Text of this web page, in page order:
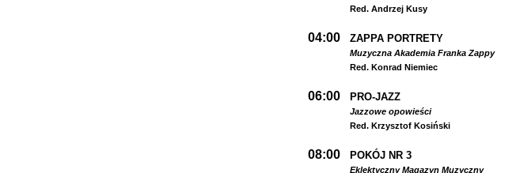
Red. Andrzej Kusy
04:00 ZAPPA PORTRETY
Muzyczna Akademia Franka Zappy
Red. Konrad Niemiec
06:00 PRO-JAZZ
Jazzowe opowieści
Red. Krzysztof Kosiński
08:00 POKÓJ NR 3
Eklektyczny Magazyn Muzyczny